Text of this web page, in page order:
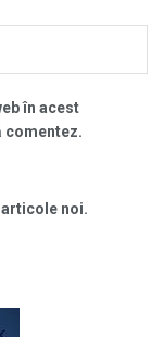
în acest
comentez.
noi.